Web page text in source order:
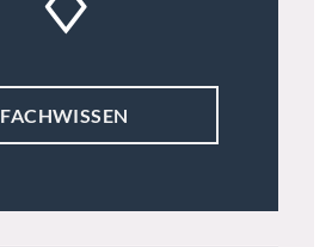
FACHWISSEN